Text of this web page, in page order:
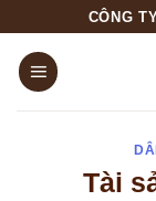
content
CÔNG
Tài